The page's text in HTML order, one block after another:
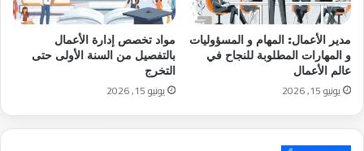
مدير الأعمال: المهام و المسؤوليات
و المهارات المطلوبة للنجاح في
عالم الأعمال
يونيو 15, 2026
مواد تخصص إدارة الأعمال
بالتفصيل من السنة الأولى حتى
التخرج
يونيو 15, 2026